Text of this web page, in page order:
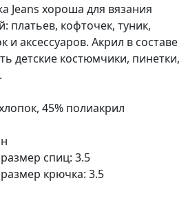
Jeans хороша для вязания
платьев, кофточек, туник,
аксессуаров. Акрил в составе
детские костюмчики, пинетки,
45% полиакрил
спиц: 3.5
крючка: 3.5